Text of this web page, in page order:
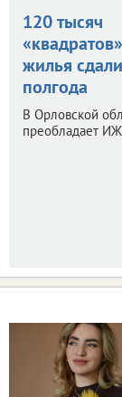
120 тысяч
«квадратов»
жилья
полгода
В Орловской
преобладает